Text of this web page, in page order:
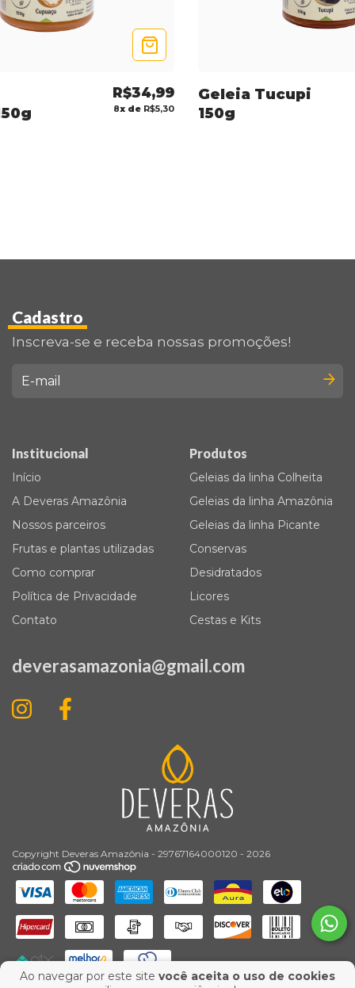
Ao navegar por este site você aceita o uso de cookies
R$34,99
8x de R$5,30
Geleia Tucupi
150g
Cadastro
Inscreva-se e receba nossas promoções!
Institucional
Início
A Deveras Amazônia
Nossos parceiros
Frutas e plantas utilizadas
Como comprar
Política de Privacidade
Contato
Produtos
Geleias da linha Colheita
Geleias da linha Amazônia
Geleias da linha Picante
Conservas
Desidratados
Licores
Cestas e Kits
deverasamazonia@gmail.com
Copyright Deveras Amazônia - 29767164000120 - 2026